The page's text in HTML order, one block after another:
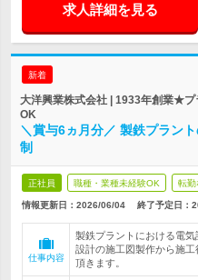
求人詳細を見る
新着
大洋興業株式会社 | 1933年創業★
OK
＼賞与6ヵ月分／ 製鉄プラン
制
正社員 職種・業種未経験OK 転勤
情報更新日：2026/06/04 終了予定日：
仕事内容
製鉄プラントにおける電
設計の施工図製作から施
頂きます。